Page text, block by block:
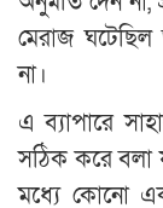
মেরাজ
না।
এ ব্যাপারে
সঠিক করে বলা
মধ্যে কোনো